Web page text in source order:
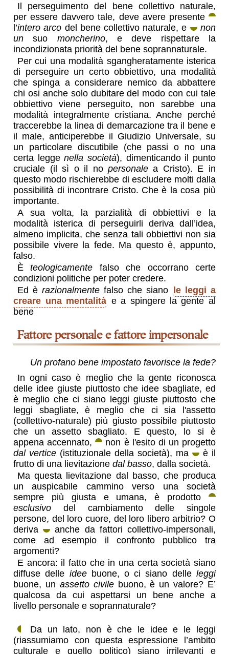
Il perseguimento del bene collettivo naturale,
per essere davvero tale, deve avere presente
l’intero arco del bene collettivo naturale, e
non
un suo moncherino, e deve rispettare la
incondizionata priorità del bene soprannaturale.
Per cui una modalità sgangheratamente isterica
di perseguire un certo obbiettivo, una modalità
che spinga a considerare nemico da abbattere
chi osi anche solo dubitare del modo con cui tale
obbiettivo viene perseguito, non sarebbe una
modalità integralmente cristiana. Anche perché
traccerebbe la linea di demarcazione tra il bene e
il male, anticiperebbe il Giudizio Universale, su
un particolare discutibile (che passi o no una
certa leggenella società), dimenticando il punto
cruciale (il sì o il no personalea Cristo). E in
questo modo rischierebbe di escludere molti dalla
possibilità di incontrare Cristo. Che è la cosa più
importante.
A sua volta, la parzialità di obbiettivi e la
modalità isterica di perseguirli deriva dall’idea,
almeno implicita, che senza tali obbiettivi non sia
possibile vivere la fede. Ma questo è, appunto,
falso.
Èteologicamente falso che occorrano certe
condizioni politiche per poter credere.
Ed èrazionalmente falso che siano le leggi a
creare una mentalità e a spingere la gente al
bene
fattore personale e fattore impersonale
Un profano bene impostato favorisce la fede?
In ogni caso è meglio che la gente riconosca
delle idee giuste piuttosto che idee sbagliate, ed
è meglio che ci siano leggi giuste piuttosto che
leggi sbagliate, è meglio che ci sia l'assetto
(collettivo-naturale) più giusto possibile piuttosto
che un assetto sbagliato. E questo, lo si è
appena accennato,
non è l'esito di un progetto
dal vertice (istituzionale della società), ma
è il
frutto di una lievitazionedal basso, dalla società.
Ma questa lievitazione dal basso, che produca
un auspicabile cammino verso una società
sempre più giusta e umana, è prodotto
esclusivo del cambiamento delle singole
persone, del loro cuore, del loro libero arbitrio? O
deriva
anche da fattori collettivo-impersonali,
come ad esempio il confronto pubblico tra
argomenti?
E ancora: il fatto che in una certa società siano
diffuse delle ideebuone, o ci siano delle leggi
buone, un assetto civilebuono, è un valore? E’
qualcosa da cui aspettarsi un bene anche a
livello personale e soprannaturale?
Da un lato, non è che le idee e le leggi
(riassumiamo con questa espressione l’ambito
culturale e quello politico) siano irrilevanti e